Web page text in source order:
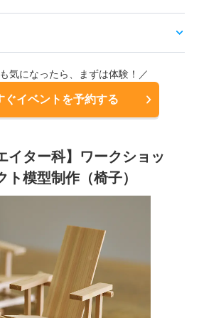
気になったら、まずは体験！／
ぐイベントを予約する
イター科】ワークショッ
ト模型制作（椅子）